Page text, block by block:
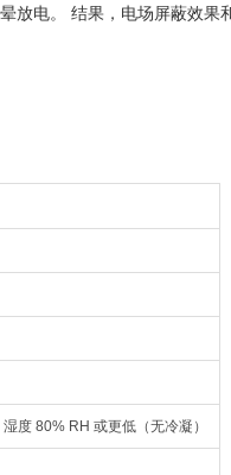
放电。 结果，电场屏蔽效果
度 80% RH 或更低（无冷凝）